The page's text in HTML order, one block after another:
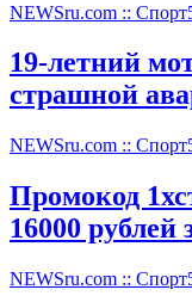
NEWSru.com :: Спорт
19-летний
страшной
NEWSru.com :: Спорт
Промокод
16000 рублей
NEWSru.com :: Спорт